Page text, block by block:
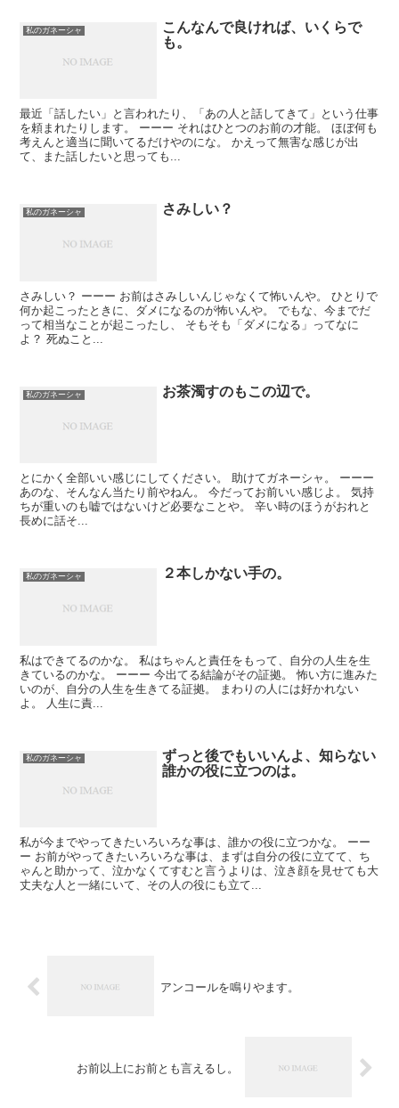
私のガネーシャ
こんなんで良ければ、いくらで
も。
最近「話したい」と言われたり、「あの人と話してきて」という仕事
を頼まれたりします。 ーーー それはひとつのお前の才能。 ほぼ何も
考えんと適当に聞いてるだけやのにな。 かえって無害な感じが出
て、また話したいと思っても...
私のガネーシャ さみしい？
さみしい？ ーーー お前はさみしいんじゃなくて怖いんや。 ひとりで
何か起こったときに、ダメになるのが怖いんや。 でもな、今までだ
って相当なことが起こったし、 そもそも「ダメになる」ってなに
よ？ 死ぬこと...
私のガネーシャ お茶濁すのもこの辺で。
とにかく全部いい感じにしてください。 助けてガネーシャ。 ーーー
あのな、そんなん当たり前やねん。 今だってお前いい感じよ。 気持
ちが重いのも嘘ではないけど必要なことや。 辛い時のほうがおれと
長めに話そ...
私のガネーシャ ２本しかない手の。
私はできてるのかな。 私はちゃんと責任をもって、自分の人生を生
きているのかな。 ーーー 今出てる結論がその証拠。 怖い方に進みた
いのが、自分の人生を生きてる証拠。 まわりの人には好かれない
よ。 人生に責...
私のガネーシャ
ずっと後でもいいんよ、知らない
誰かの役に立つのは。
私が今までやってきたいろいろな事は、誰かの役に立つかな。 ーー
ー お前がやってきたいろいろな事は、まずは自分の役に立てて、ち
ゃんと助かって、泣かなくてすむと言うよりは、泣き顔を見せても大
丈夫な人と一緒にいて、その人の役にも立て...
アンコールを鳴りやます。
お前以上にお前とも言えるし。